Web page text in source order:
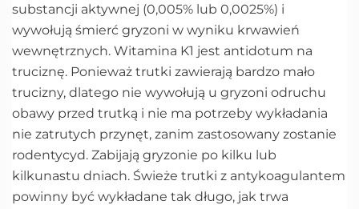
substancji aktywnej (0,005% lub 0,0025%) i
wywołują śmierć gryzoni w wyniku krwawień
wewnętrznych. Witamina K1 jest antidotum na
truciznę. Ponieważ trutki zawierają bardzo mało
trucizny, dlatego nie wywołują u gryzoni odruchu
obawy przed trutką i nie ma potrzeby wykładania
nie zatrutych przynęt, zanim zastosowany zostanie
rodentycyd. Zabijają gryzonie po kilku lub
kilkunastu dniach. Świeże trutki z antykoagulantem
powinny być wykładane tak długo, jak trwa